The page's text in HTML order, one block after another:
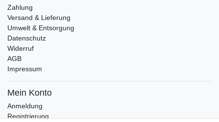
Zahlung
Versand & Lieferung
Umwelt & Entsorgung
Datenschutz
Widerruf
AGB
Impressum
Mein Konto
Anmeldung
Registrierung